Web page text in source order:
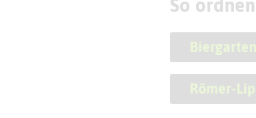
So
Biergarten
Römer-